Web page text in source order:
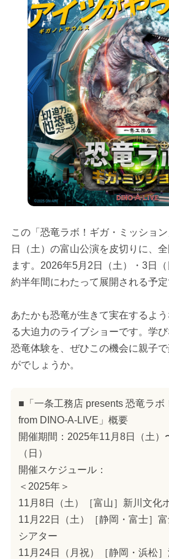
この「恐竜ラボ！ギガ・ミッショ
日（土）の富山公演を皮切りに、
ます。2026年5月2日（土）・3日
約半年間にわたって展開される予定
あたかも恐竜が生きて実在するよ
る大迫力のライブショーです。学
恐竜体験を、ぜひこの機会に親子
がでしょうか。
■「一条工務店 presents 恐竜ラボ
from DINO-A-LIVE」概要
開催期間：2025年11月8日（土）
（日）
開催スケジュール：
＜2025年＞
11月8日（土）［富山］新川文化
11月22日（土）［静岡・富士］
シアター
11月24日（月祝）［静岡・浜松